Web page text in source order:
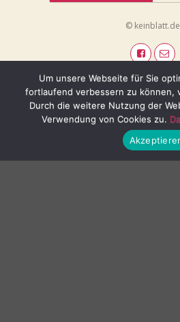
© keinblatt.de
Um unsere Webseite für Sie
fortlaufend verbessern zu können,
Durch die weitere Nutzung der
Verwendung von Cookies zu.